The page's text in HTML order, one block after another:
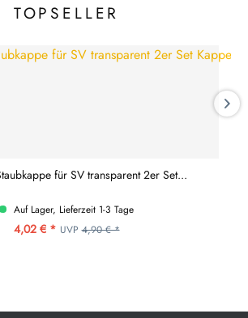
TOPSELLER
für SV transparent 2er Set...
Auf Lager, Lieferzeit 1-3 Tage
4,02 € * UVP 4,90 € *